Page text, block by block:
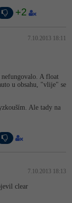
+2
7.10.2013 18:11
A float
u obsahu, "vlije" se
Ale tady na
7.10.2013 18:13
clear